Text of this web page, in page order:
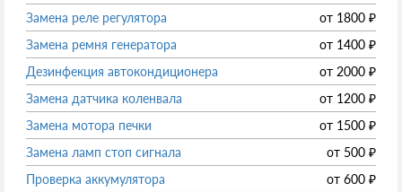
Замена реле регулятора
от 1800 ₽
Замена ремня генератора
от 1400 ₽
Дезинфекция автокондиционера
от 2000 ₽
Замена датчика коленвала
от 1200 ₽
Замена мотора печки
от 1500 ₽
Замена ламп стоп сигнала
от 500 ₽
Проверка аккумулятора
от 600 ₽